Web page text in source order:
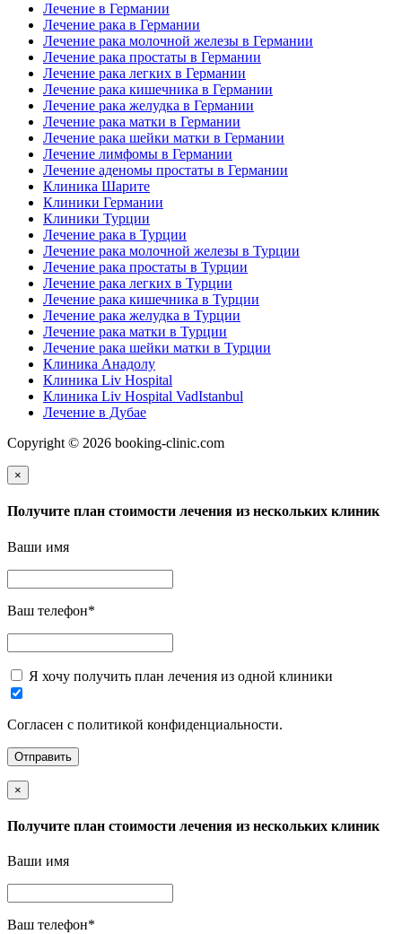
Лечение в Германии
Лечение рака в Германии
Лечение рака молочной железы в Германии
Лечение рака простаты в Германии
Лечение рака легких в Германии
Лечение рака кишечника в Германии
Лечение рака желудка в Германии
Лечение рака матки в Германии
Лечение рака шейки матки в Германии
Лечение лимфомы в Германии
Лечение аденомы простаты в Германии
Клиника Шарите
Клиники Германии
Клиники Турции
Лечение рака в Турции
Лечение рака молочной железы в Турции
Лечение рака простаты в Турции
Лечение рака легких в Турции
Лечение рака кишечника в Турции
Лечение рака желудка в Турции
Лечение рака матки в Турции
Лечение рака шейки матки в Турции
Клиника Анадолу
Клиника Liv Hospital
Клиника Liv Hospital VadIstanbul
Лечение в Дубае
Copyright © 2026 booking-clinic.com
×
Получите план стоимости лечения из нескольких клиник
Ваши имя
Ваш телефон*
Я хочу получить план лечения из одной клиники
Согласен с политикой конфиденциальности.
×
Получите план стоимости лечения из нескольких клиник
Ваши имя
Ваш телефон*